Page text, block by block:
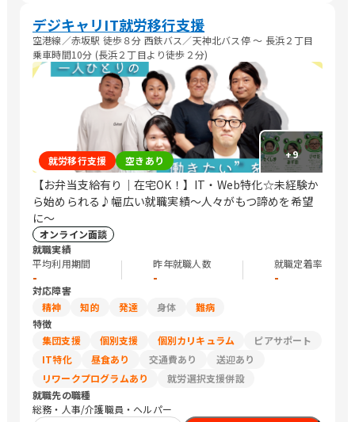
デジキャリIT就労移行支援
空港線／赤坂駅 徒歩８分 西鉄バス／天神北バス停 〜 長浜２丁目
乗車時間10分 (長浜２丁目より徒歩２分)
+9
就労移行支援 空きあり
【お弁当支給有り｜在宅OK！】IT・Web特化☆未経験か
ら始められる♪幅広い就職実績〜人々がもつ諦めを希望
に〜
オンライン面談
就職実績
平均利用期間
-
昨年就職人数
-
就職定着率
-
対応障害
精神
知的 発達 身体
難病
特徴
集団支援
個別支援 個別カリキュラム
ピアサポート
IT特化
昼食あり 交通費あり
送迎あり
リワークプログラムあり
就労選択支援併設
就職先の職種
総務・人事/介護職員・ヘルパー